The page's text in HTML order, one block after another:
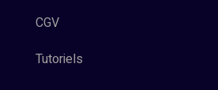
CGV
Tutoriels